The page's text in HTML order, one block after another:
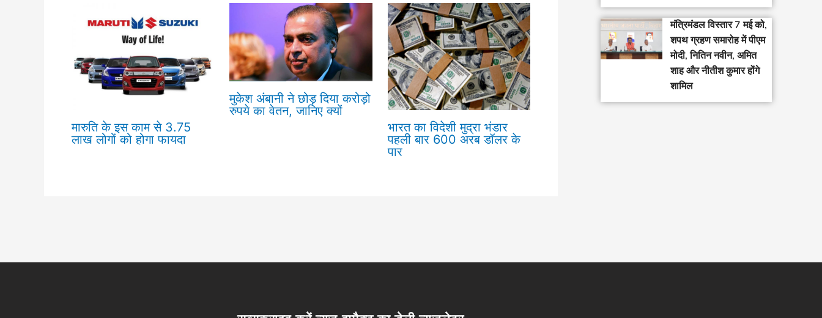
मारुति के इस काम से 3.75
लाख लोगों को होगा फायदा
मुकेश अंबानी ने छोड़ दिया करोड़ो
रुपये का वेतन, जानिए क्यों
भारत का विदेशी मुद्रा भंडार
पहली बार 600 अरब डॉलर के
पार
मंत्रिमंडल विस्तार 7 मई को,
शपथ ग्रहण समारोह में पीएम
मोदी, नितिन नवीन, अमित
शाह और नीतीश कुमार होंगे
शामिल